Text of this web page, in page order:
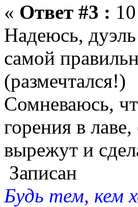
« Ответ #3 :
Надеюсь,
самой
(размечтался!)
Сомневаюсь,
горения в
вырежут и
Записан
Будь тем, кем